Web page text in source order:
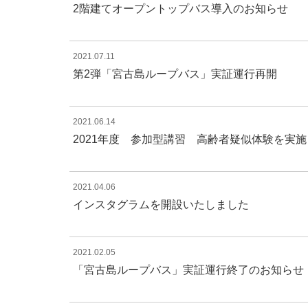
2階建てオープントップバス導入のお知らせ
2021.07.11
第2弾「宮古島ループバス」実証運行再開
2021.06.14
2021年度 参加型講習 高齢者疑似体験を実施
2021.04.06
インスタグラムを開設いたしました
2021.02.05
「宮古島ループバス」実証運行終了のお知らせ